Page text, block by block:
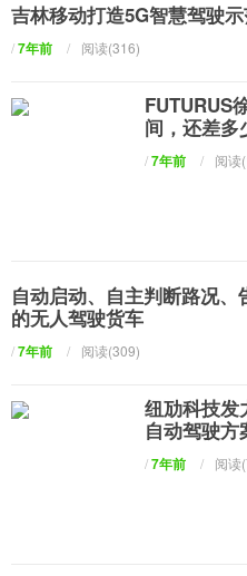
吉林移动打造5G智慧驾驶
/7年前 / 阅读(316)
FUTURUS
间，还差多
/7年前 / 阅读
自动启动、自主判断路况
的无人驾驶货车
/7年前 / 阅读(309)
纽劢科技发
自动驾驶方
/7年前 / 阅读